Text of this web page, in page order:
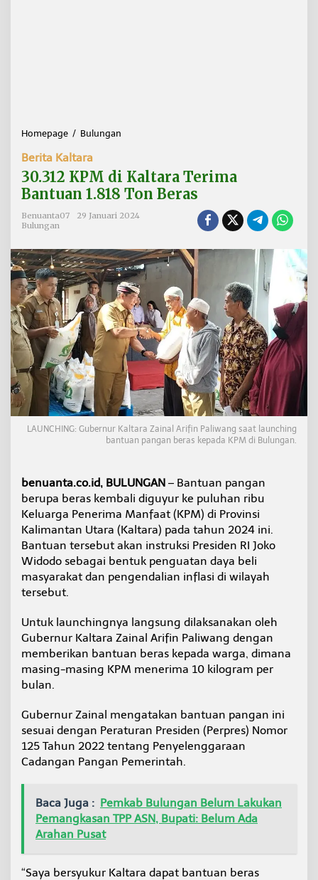
Homepage / Bulungan
1
2
d
i
K
a
l
t
a
r
a
T
e
r
i
m
a
B
t
a
n
1
.
1
8
n
B
e
r
a
Berita Kaltara
30.312 KPM di Kaltara Terima
Bantuan 1.818 Ton Beras
Benuanta07
29 Januari 2024
Bulungan
LAUNCHING: Gubernur Kaltara Zainal Arifin Paliwang saat launching
bantuan pangan beras kepada KPM di Bulungan.
benuanta.co.id, BULUNGAN – Bantuan pangan
berupa beras kembali diguyur ke puluhan ribu
Keluarga Penerima Manfaat (KPM) di Provinsi
Kalimantan Utara (Kaltara) pada tahun 2024 ini.
Bantuan tersebut akan instruksi Presiden RI Joko
Widodo sebagai bentuk penguatan daya beli
masyarakat dan pengendalian inflasi di wilayah
tersebut.
Untuk launchingnya langsung dilaksanakan oleh
Gubernur Kaltara Zainal Arifin Paliwang dengan
memberikan bantuan beras kepada warga, dimana
masing-masing KPM menerima 10 kilogram per
bulan.
Gubernur Zainal mengatakan bantuan pangan ini
sesuai dengan Peraturan Presiden (Perpres) Nomor
125 Tahun 2022 tentang Penyelenggaraan
Cadangan Pangan Pemerintah.
Baca Juga : Pemkab Bulungan Belum Lakukan
Pemangkasan TPP ASN, Bupati: Belum Ada
Arahan Pusat
“Saya bersyukur Kaltara dapat bantuan beras